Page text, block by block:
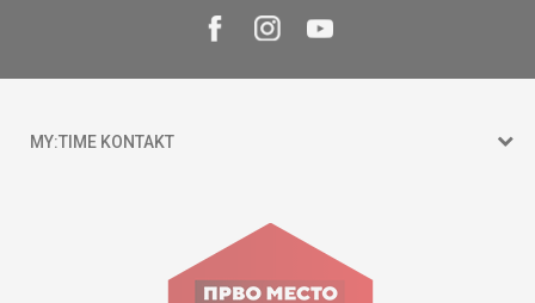
MY:TIME KONTAKT
Goce Nikolovski 74 Shkup
contact@mytime.mk